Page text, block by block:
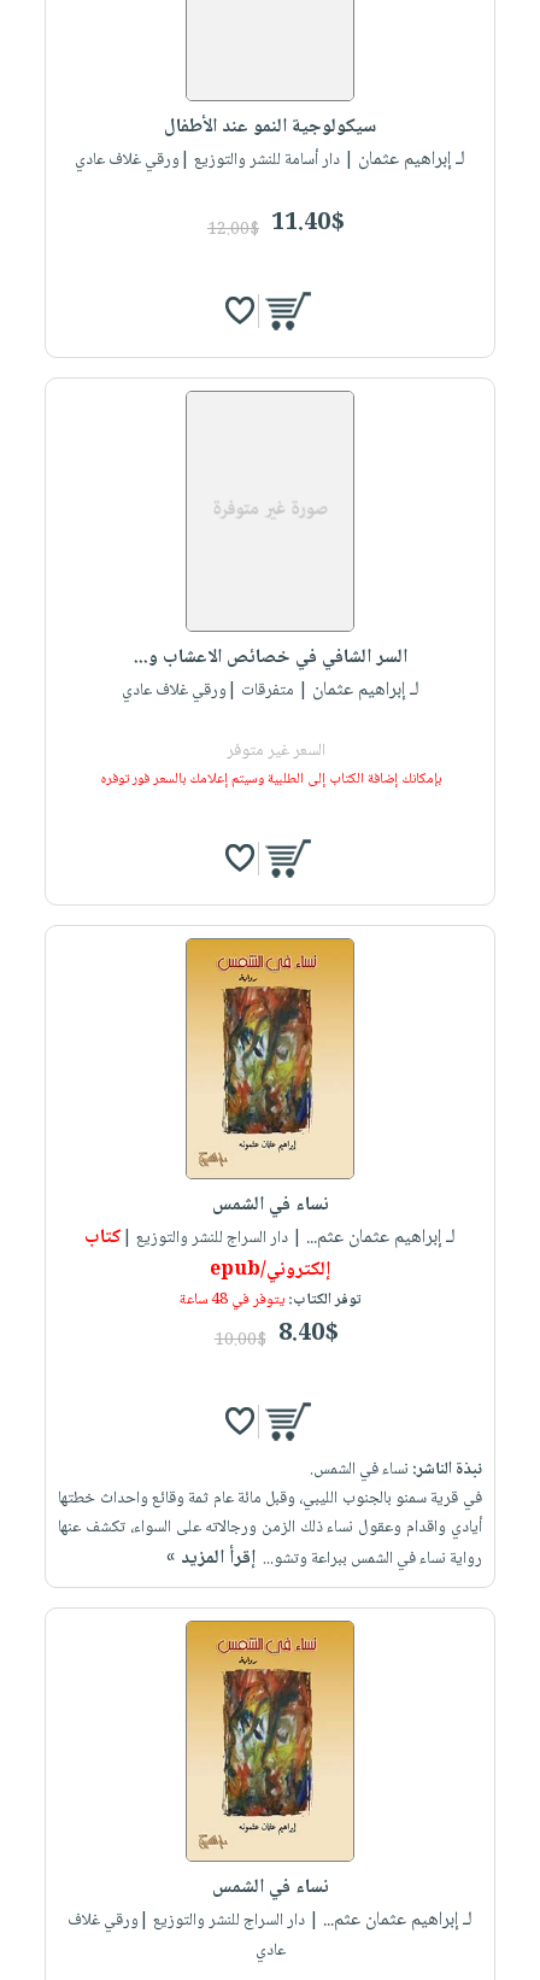
سيكولوجية النمو عند الأطفال
لـ إبراهيم عثمان | دار أسامة للنشر والتوزيع |ورقي غلاف عادي
11.40$
12.00$
السر الشافي في خصائص الاعشاب و...
لـ إبراهيم عثمان | متفرقات |ورقي غلاف عادي
السعر غير متوفر
بإمكانك إضافة الكتاب إلى الطلبية وسيتم إعلامك بالسعر فور توفره
نساء في الشمس
لـ إبراهيم عثمان عثم... | دار السراج للنشر والتوزيع |كتاب
إلكتروني/epub
توفر الكتاب:يتوفر في 48 ساعة
8.40$
10.00$
نبذة الناشر: نساء في الشمس.
في قرية سمنو بالجنوب الليبي، وقبل مائة عام ثمة وقائع واحداث خطتها
أيادي واقدام وعقول نساء ذلك الزمن ورجالاته على السواء، تكشف عنها
رواية نساء في الشمس ببراعة وتشو... إقرأ المزيد »
نساء في الشمس
لـ إبراهيم عثمان عثم... | دار السراج للنشر والتوزيع |ورقي غلاف
عادي